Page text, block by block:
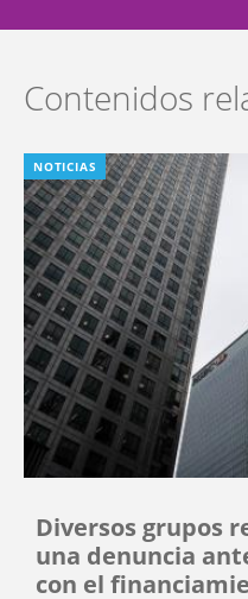
Contenidos
NOTICIAS
Diversos grupos
una denuncia
con el